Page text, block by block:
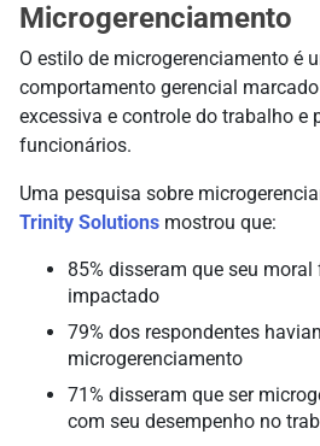
Microgerenciamento
O estilo de microgerenciamento é
comportamento gerencial
excessiva e controle do trabalho e
funcionários.
Uma pesquisa sobre
Trinity Solutions mostrou que:
85% disseram que seu
impactado
79% dos respondentes
microgerenciamento
71% disseram que ser
com seu desempenho no